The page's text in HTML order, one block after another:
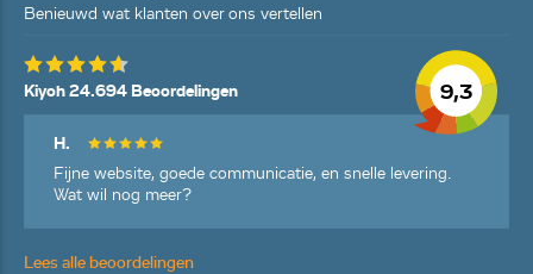
Benieuwd wat klanten over ons vertellen
9,3
Kiyoh 24.694 Beoordelingen
H.
Fijne website, goede communicatie, en snelle levering.
Wat wil nog meer?
Lees alle beoordelingen